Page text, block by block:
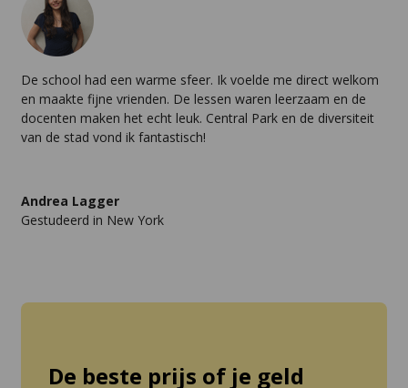
De school had een warme sfeer. Ik voelde me direct welkom
en maakte fijne vrienden. De lessen waren leerzaam en de
docenten maken het echt leuk. Central Park en de diversiteit
van de stad vond ik fantastisch!
Andrea Lagger
Gestudeerd in New York
De beste prijs of je geld